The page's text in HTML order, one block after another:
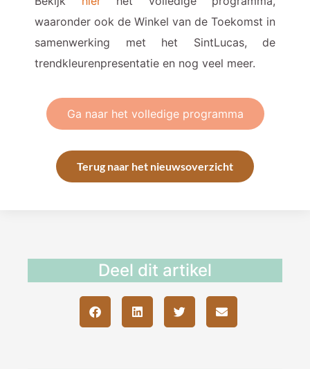
waaronder ook de Winkel van de Toekomst in
samenwerking met het SintLucas, de
trendkleurenpresentatie en nog veel meer.
Ga naar het volledige programma
Terug naar het nieuwsoverzicht
Deel dit artikel